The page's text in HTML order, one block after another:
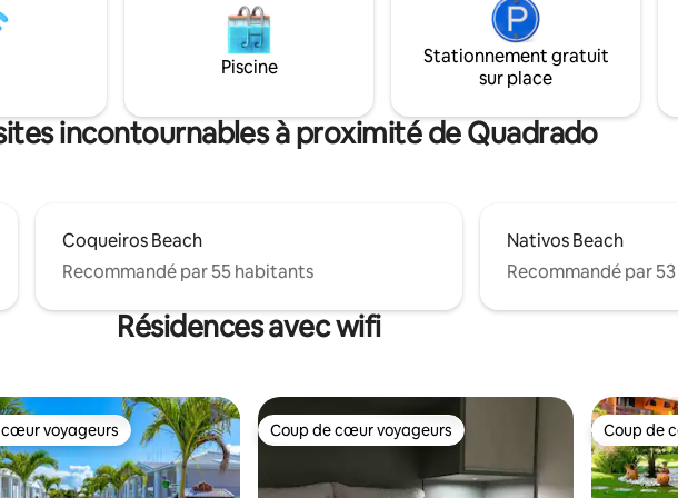
femme de chambre tous les
parking, wi-fi et si vous le
petit déjeuner à part.
l'espace sur la véranda et la terrasse,
créant un bel espace intégré à l'extérieur
et à l'intérieur. Appartement
s'ouvrent
maison
piscine
Piscine
Stationnement gratuit
sur place
incontournables à proximité de Quadrado
Coqueiros Beach
Recommandé par 55 habitants
Nativos Beach
Recommandé par
Résidences avec wifi
cœur voyageurs
voyageurs Coup de cœur voyageurs
Coup de cœur voyageurs Coup de
Coup de